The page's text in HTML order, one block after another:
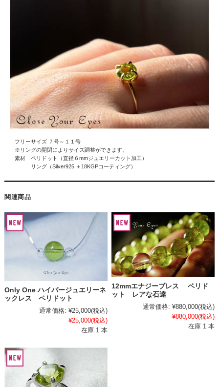
フリーサイズ ７号～１１号
※リングの開閉によりサイズ調整ができます。
素材 ペリドット（直径６mmジュエリーカット加工）
リング（Silver925 ＋18KGPコーティング）
関連商品
Only One ハイパージュエリーネ
ックレス ペリドット
通常価格: ¥25,000(税込)
¥25,000(税込)
在庫 1 本
12mmエナジーブレス ペリド
ット レアな石達
通常価格: ¥880,000(税込)
¥880,000(税込)
在庫 1 本